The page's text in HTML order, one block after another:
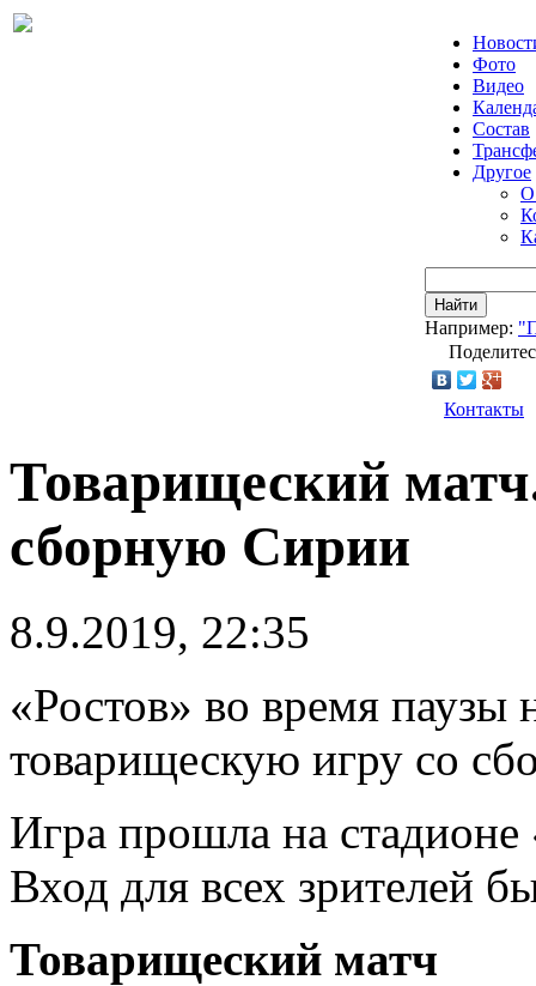
Фото
Видео
Состав
Другое
О
Найти
Например:
Контакты
Товарищеский
сборную Сирии
8.9.2019, 22:35
«Ростов» во время
товарищескую игру со
Игра прошла на
Вход для всех зрителей
Товарищеский матч